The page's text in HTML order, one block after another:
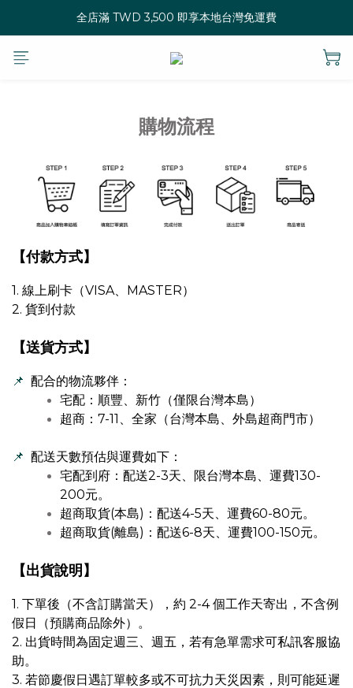
全店滿 TWD 3,500 即享本地台灣免運費
購物流程
【付款方式】
1. 線上刷卡（VISA、MASTER）
2. 貨到付款
【送貨方式】
📌 配合的物流夥伴：
宅配：順豐、新竹（僅限台灣本島）
超商：7-11、全家（台灣本島、外島超商門市）
📌 配送天數預估與運費如下：
宅配到府：配送2-3天、限台灣本島、運費130-
200元。
超商取貨(本島)：配送4-5天、運費60-80元。
超商取貨(離島)：配送6-8天、運費100-150元。
【出貨說明】
1. 下單後（不含訂購當天），約 2-4 個工作天寄出，不含例
假日（預購商品除外）。
2. 出貨時間為固定週三、週五，若有急單需求可私訊客服協
助。
3. 若節慶假日遇訂單較多或不可抗力天災因素，則可能延遲